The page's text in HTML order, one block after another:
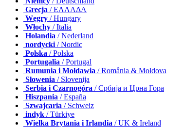
Grecja / ΕΛΛΑΔΑ
Węgry / Hungary
Włochy / Italia
Holandia / Nederland
nordycki/ Nordic
Polska / Polska
Portugalia / Portugal
Rumunia i Mołdawia / România & Moldova
Słowenia / Slovenija
Serbia i Czarnogóra / Србија и Црна Гора
Hiszpania / España
Szwajcaria / Schweiz
indyk / Türkiye
Wielka Brytania i Irlandia / UK & Ireland